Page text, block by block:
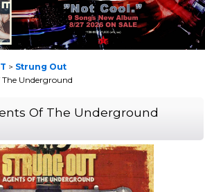
> Strung Out
Underground
Of The Underground